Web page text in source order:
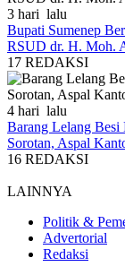
3 hari lalu
Bupati Sumenep
RSUD dr. H. Moh.
17 REDAKSI
4 hari lalu
Barang Lelang Besi
Sorotan, Aspal
16 REDAKSI
LAINNYA
Politik &
Advertorial
Redaksi